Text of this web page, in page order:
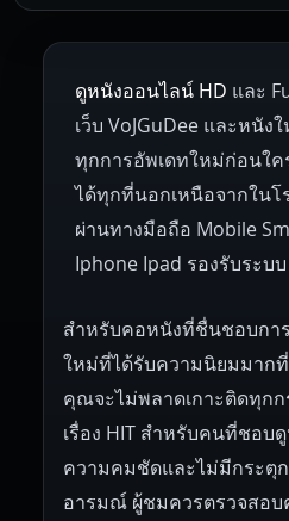
1945 1942 1941
1937 1930
Netherlands Russia
Hungary
Czech Republic Brazil
ดูหนังออนไลน์ HD และ
เว็บ VoJGuDee และหนั
ทุกการอัพเดทใหม่ก่อนใ
ได้ทุกที่นอกเหนือจากใน
ผ่านทางมือถือ Mobile
Iphone Ipad รองรับระบ
สำหรับคอหนังที่ชื่นชอบกา
ใหม่ที่ได้รับความนิยมมาก
คุณจะไม่พลาดเกาะติดทุก
เรื่อง HIT สำหรับคนที่ชอบ
ความคมชัดและไม่มีกระตุ
อารมณ์ ผู้ชมควรตรวจสอบ